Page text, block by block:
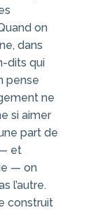
on
dans
dits qui
pense
ne
si aimer
part de
et
— on
l’autre.
construit